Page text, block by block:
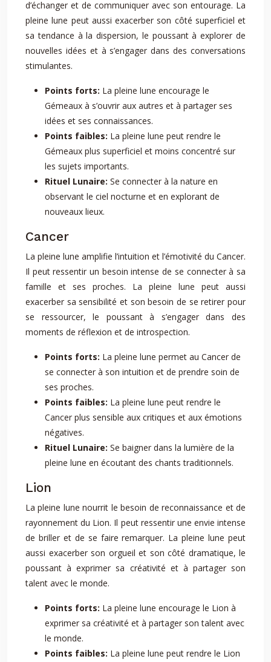
d’échanger et de communiquer avec son entourage. La
pleine lune peut aussi exacerber son côté superficiel et
sa tendance à la dispersion, le poussant à explorer de
nouvelles idées et à s’engager dans des conversations
stimulantes.
Points forts: La pleine lune encourage le
Gémeaux à s’ouvrir aux autres et à partager ses
idées et ses connaissances.
Points faibles: La pleine lune peut rendre le
Gémeaux plus superficiel et moins concentré sur
les sujets importants.
Rituel Lunaire: Se connecter à la nature en
observant le ciel nocturne et en explorant de
nouveaux lieux.
Cancer
La pleine lune amplifie l’intuition et l’émotivité du Cancer.
Il peut ressentir un besoin intense de se connecter à sa
famille et ses proches. La pleine lune peut aussi
exacerber sa sensibilité et son besoin de se retirer pour
se ressourcer, le poussant à s’engager dans des
moments de réflexion et de introspection.
Points forts: La pleine lune permet au Cancer de
se connecter à son intuition et de prendre soin de
ses proches.
Points faibles: La pleine lune peut rendre le
Cancer plus sensible aux critiques et aux émotions
négatives.
Rituel Lunaire: Se baigner dans la lumière de la
pleine lune en écoutant des chants traditionnels.
Lion
La pleine lune nourrit le besoin de reconnaissance et de
rayonnement du Lion. Il peut ressentir une envie intense
de briller et de se faire remarquer. La pleine lune peut
aussi exacerber son orgueil et son côté dramatique, le
poussant à exprimer sa créativité et à partager son
talent avec le monde.
Points forts: La pleine lune encourage le Lion à
exprimer sa créativité et à partager son talent avec
le monde.
Points faibles: La pleine lune peut rendre le Lion